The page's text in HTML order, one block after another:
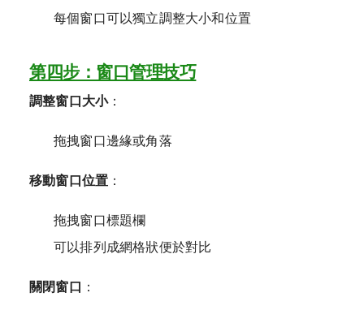
每個窗口可以獨立調整大小和位置
第四步：窗口管理技巧
調整窗口大小：
拖拽窗口邊緣或角落
移動窗口位置 ：
拖拽窗口標題欄
可以排列成網格狀便於對比
關閉窗口 ：